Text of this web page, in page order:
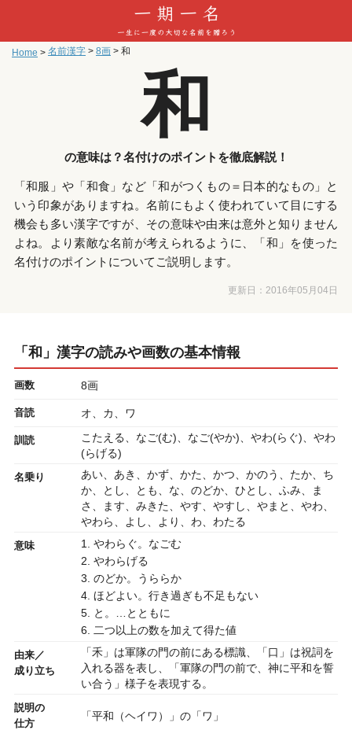
Home > 名前漢字 > 8画 > 和
和
の意味は？名付けのポイントを徹底解説！
「和服」や「和食」など「和がつくもの＝日本的なもの」と
いう印象がありますね。名前にもよく使われていて目にする
機会も多い漢字ですが、その意味や由来は意外と知りません
よね。より素敵な名前が考えられるように、「和」を使った
名付けのポイントについてご説明します。
更新日： 2016年05月04日
「和」漢字の読みや画数の基本情報
画数 8画
音読 オ、カ、ワ
訓読
こたえる、なご(む)、なご(やか)、やわ(らぐ)、やわ
(らげる)
名乗り
あい、あき、かず、かた、かつ、かのう、たか、ち
か、とし、とも、な、のどか、ひとし、ふみ、ま
さ、ます、みきた、やす、やすし、やまと、やわ、
やわら、よし、より、わ、わたる
意味
1. やわらぐ。なごむ
2. やわらげる
3. のどか。うららか
4. ほどよい。行き過ぎも不足もない
5. と。…とともに
6. 二つ以上の数を加えて得た値
由来／
成り立ち
「禾」は軍隊の門の前にある標識、「口」は祝詞を
入れる器を表し、「軍隊の門の前で、神に平和を誓
い合う」様子を表現する。
説明の
仕方
「平和（ヘイワ）」の「ワ」